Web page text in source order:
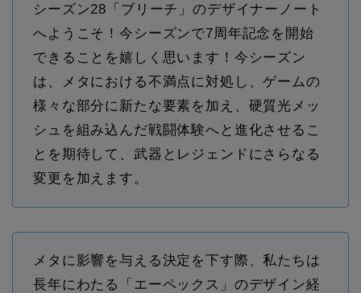
シーズン28「ブリーチ」のデザイナーノート
へようこそ！今シーズンで7周年記念を開始
できることを嬉しく思います！今シーズン
は、メタにおける不満点に対処し、ゲームの
様々な部分に新たな要素を加え、硬質光メッ
シュを組み込んだ戦闘体験へと進化させるこ
とを期待して、武器とレジェンドにさらなる
変更を加えます。
メタに影響を与える決定を下す際、私たちは
長年にわたる「エーペックス」のデザイン経